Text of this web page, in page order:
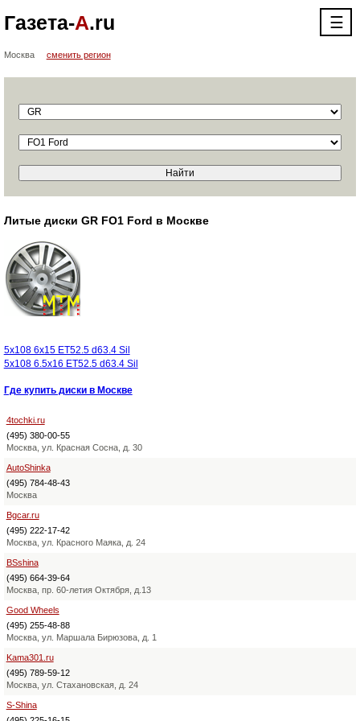
Газета-А.ru ☰
Москва сменить регион
Литые диски GR FO1 Ford в Москве
5x108 6x15 ET52.5 d63.4 Sil
5x108 6.5x16 ET52.5 d63.4 Sil
Где купить диски в Москве
4tochki.ru
(495) 380-00-55
Москва, ул. Красная Сосна, д. 30
AutoShinka
(495) 784-48-43
Москва
Bgcar.ru
(495) 222-17-42
Москва, ул. Красного Маяка, д. 24
BSshina
(495) 664-39-64
Москва, пр. 60-летия Октября, д.13
Good Wheels
(495) 255-48-88
Москва, ул. Маршала Бирюзова, д. 1
Kama301.ru
(495) 789-59-12
Москва, ул. Стахановская, д. 24
S-Shina